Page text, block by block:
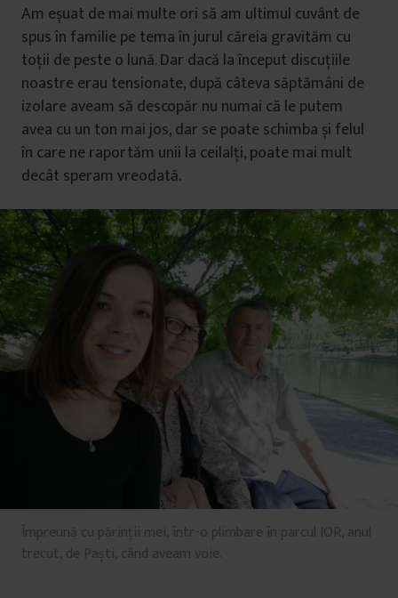
Am eșuat de mai multe ori să am ultimul cuvânt de
spus în familie pe tema în jurul căreia gravităm cu
toții de peste o lună. Dar dacă la început discuțiile
noastre erau tensionate, după câteva săptămâni de
izolare aveam să descopăr nu numai că le putem
avea cu un ton mai jos, dar se poate schimba și felul
în care ne raportăm unii la ceilalți, poate mai mult
decât speram vreodată.
Împreună cu părinții mei, într-o plimbare în parcul IOR, anul
trecut, de Paști, când aveam voie.